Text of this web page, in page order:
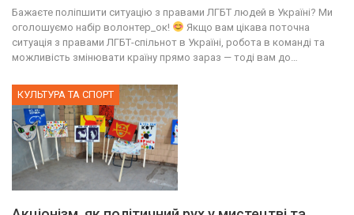
Бажаєте поліпшити ситуацію з правами ЛГБТ людей в Україні? Ми
оголошуємо набір волонтер_ок!
Якщо вам цікава поточна
ситуація з правами ЛГБТ-спільнот в Україні, робота в команді та
можливість змінювати країну прямо зараз — тоді вам до…
КУЛЬТУРА ТА СПОРТ